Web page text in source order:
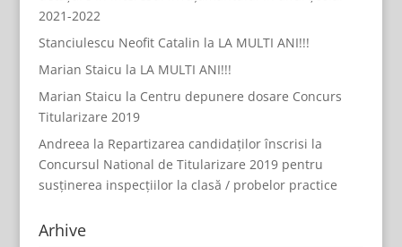
2021-2022
Stanciulescu Neofit Catalin la LA MULTI ANI!!!
Marian Staicu la LA MULTI ANI!!!
Marian Staicu la Centru depunere dosare Concurs
Titularizare 2019
Andreea la Repartizarea candidaților înscrisi la
Concursul National de Titularizare 2019 pentru
susținerea inspecțiilor la clasă / probelor practice
Arhive